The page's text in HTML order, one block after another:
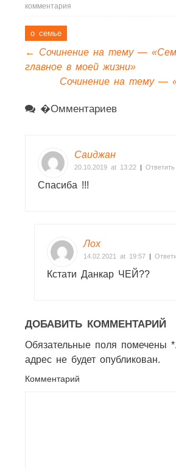
комментария
о семье
←
Сочинение на тему —
главное в моей жизни»
Сочинение на тему —
�омментариев
Саиджан
20.10.2019 at 13:22 | Ответить
Спасиба !!!
Лох
14.02.2021 at 19:57 |
Кстати Данкар ЧЕЙ?️‍?
ДОБАВИТЬ КОММЕНТАРИЙ
Обязательные поля помечены
адрес не будет опубликован.
Комментарий